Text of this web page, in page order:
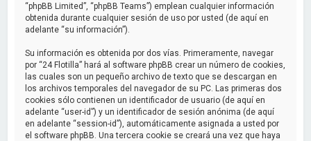
“phpBB Limited”, “phpBB Teams”) emplean cualquier información
obtenida durante cualquier sesión de uso por usted (de aquí en
adelante “su información”).
Su información es obtenida por dos vías. Primeramente, navegar
por “24 Flotilla” hará al software phpBB crear un número de cookies,
las cuales son un pequeño archivo de texto que se descargan en
los archivos temporales del navegador de su PC. Las primeras dos
cookies sólo contienen un identificador de usuario (de aquí en
adelante “user-id”) y un identificador de sesión anónima (de aquí
en adelante “session-id”), automáticamente asignada a usted por
el software phpBB. Una tercera cookie se creará una vez que haya